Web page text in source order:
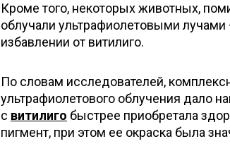
Кроме того, некоторых животных,
облучали ультрафиолетовыми
избавлении от витилиго.
По словам исследователей,
ультрафиолетового облучения дало
с витилиго быстрее приобретала
пигмент, при этом ее окраска была